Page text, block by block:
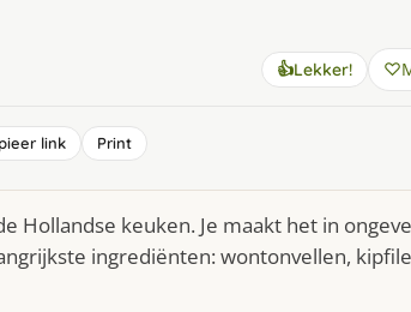
👍Lekker!
link Print
Hollandse keuken. Je maakt het in
ingrediënten: wontonvellen,